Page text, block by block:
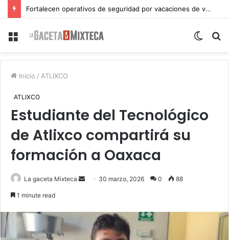
Fortalecen operativos de seguridad por vacaciones de verano en Atlixco
Menu
Switch
Inicio / ATLIXCO
ATLIXCO
Estudiante del Tecnológico
de Atlixco compartirá su
formación a Oaxaca
La gaceta Mixteca
Send 30 marzo, 2026 0 88
1 minute read